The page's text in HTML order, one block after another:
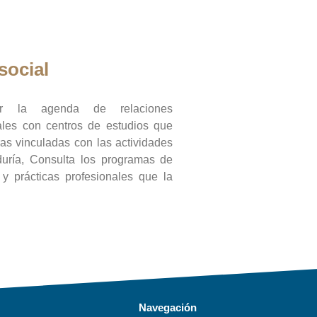
la agenda de relaciones
con centros de estudios que
vinculadas con las actividades
Consulta los programas de
prácticas profesionales que la
Navegación